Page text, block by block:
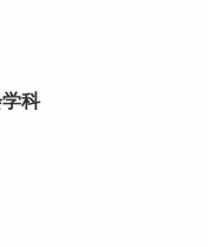
科